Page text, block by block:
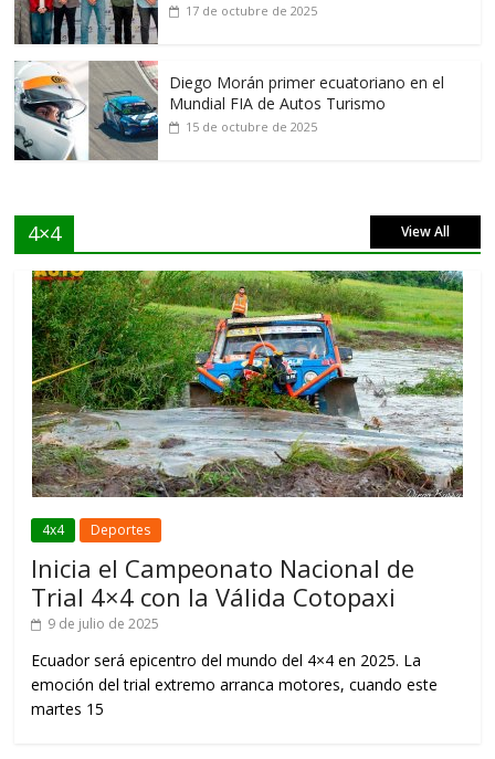
17 de octubre de 2025
Diego Morán primer ecuatoriano en el
Mundial FIA de Autos Turismo
15 de octubre de 2025
4×4 View All
4x4 Deportes
Inicia el Campeonato Nacional de
Trial 4×4 con la Válida Cotopaxi
9 de julio de 2025
Ecuador será epicentro del mundo del 4×4 en 2025. La
emoción del trial extremo arranca motores, cuando este
martes 15